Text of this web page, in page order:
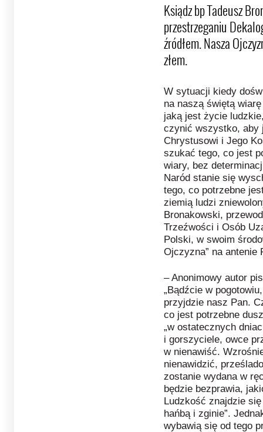
Ksiądz bp Tadeusz
przestrzeganiu
źródłem. Nasza
złem.
W sytuacji kiedy
na naszą świętą
jaką jest życie
czynić wszystko, aby
Chrystusowi i Jego
szukać tego, co jest
wiary, bez
Naród stanie się
tego, co potrzebne
ziemią ludzi
Bronakowski,
Trzeźwości i Osób
Polski, w swoim
Ojczyzna” na antenie
– Anonimowy autor
„Bądźcie w
przyjdzie nasz Pan.
co jest potrzebne
„w ostatecznych
i gorszyciele, owce
w nienawiść.
nienawidzić,
zostanie wydana w
będzie bezprawia,
Ludzkość znajdzie
hańbą i zginie”.
wybawią się od tego